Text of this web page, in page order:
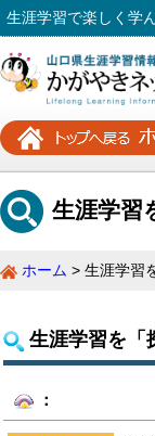
生涯学習で楽しく学
生涯学習
ホーム 生涯学習
生涯学習を「
：